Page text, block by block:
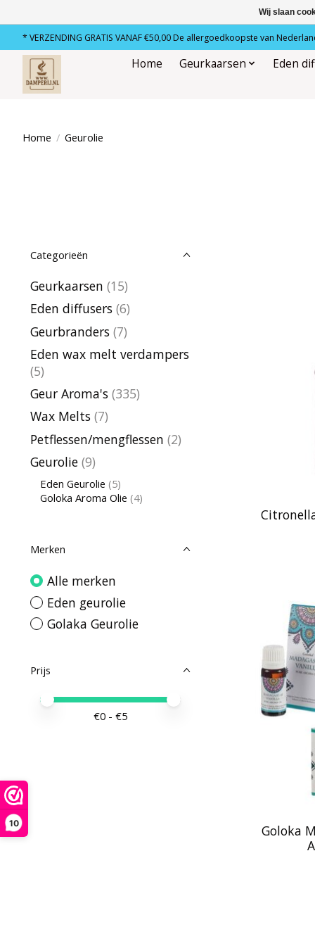
10
* VERZENDING GRATIS VANAF €50,00 De allergoedkoopste van
Home Geurkaarsen Eden
Home / Geurolie
Categorieën
Geurkaarsen (15)
Eden diffusers (6)
Geurbranders (7)
Eden wax melt verdampers
(5)
Geur Aroma's (335)
Wax Melts (7)
Petflessen/mengflessen (2)
Geurolie (9)
Eden Geurolie (5)
Goloka Aroma Olie (4)
Merken
Alle merken
Eden geurolie
Golaka Geurolie
Prijs
Minimale prijswaarde
Price maximum value
€0 - €5
Goloka
Wij slaan